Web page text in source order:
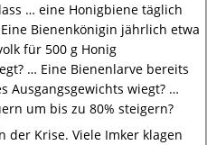
… eine Honigbiene täglich
Bienenkönigin jährlich etwa
für 500 g Honig
… Eine Bienenlarve bereits
Ausgangsgewichts wiegt? …
um bis zu 80% steigern?
der Krise. Viele Imker klagen